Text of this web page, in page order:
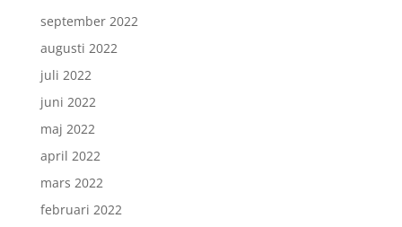
september 2022
augusti 2022
juli 2022
juni 2022
maj 2022
april 2022
mars 2022
februari 2022